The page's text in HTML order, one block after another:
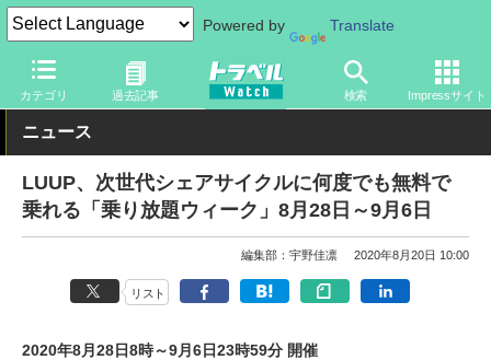
Powered by Translate
カテゴリ 過去記事 検索 Impressサイト
トラベル Watch 地域 国内旅行 関東
ニュース
LUUP、次世代シェアサイクルに何度でも無料で
乗れる「乗り放題ウィーク」8月28日～9月6日
編集部：宇野佳凛 2020年8月20日 10:00
リスト
2020年8月28日8時～9月6日23時59分 開催